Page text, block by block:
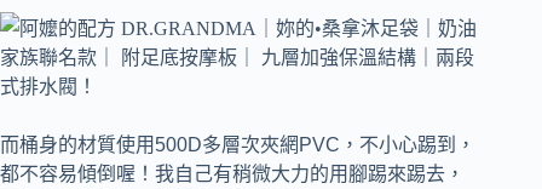
而桶身的材質使用500D多層次夾網PVC，不小心踢到，
都不容易傾倒喔！我自己有稍微大力的用腳踢來踢去，